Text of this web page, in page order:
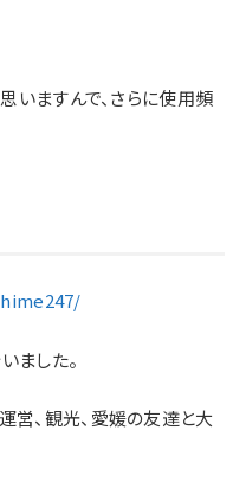
いますんで、さらに使用頻
ました。
営、観光、愛媛の友達と大